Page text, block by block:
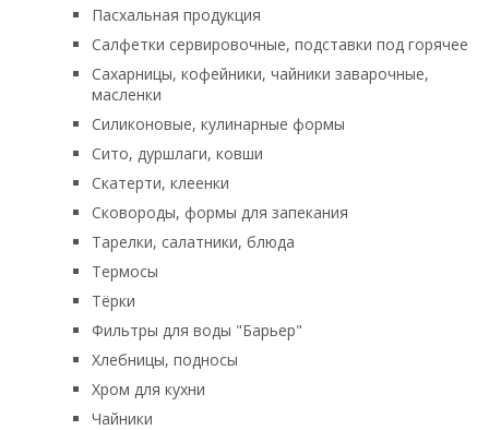
Пасхальная продукция
Салфетки сервировочные, подставки под горячее
Сахарницы, кофейники, чайники заварочные,
масленки
Силиконовые, кулинарные формы
Сито, дуршлаги, ковши
Скатерти, клеенки
Сковороды, формы для запекания
Тарелки, салатники, блюда
Термосы
Тёрки
Фильтры для воды "Барьер"
Хлебницы, подносы
Хром для кухни
Чайники